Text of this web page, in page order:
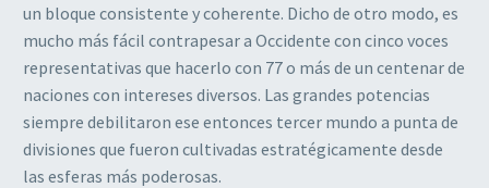
un bloque consistente y coherente. Dicho de otro modo, es
mucho más fácil contrapesar a Occidente con cinco voces
representativas que hacerlo con 77 o más de un centenar de
naciones con intereses diversos. Las grandes potencias
siempre debilitaron ese entonces tercer mundo a punta de
divisiones que fueron cultivadas estratégicamente desde
las esferas más poderosas.